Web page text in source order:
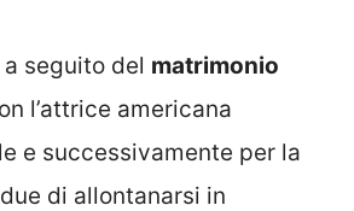
seguito del matrimonio
l’attrice americana
e successivamente per la
di allontanarsi in